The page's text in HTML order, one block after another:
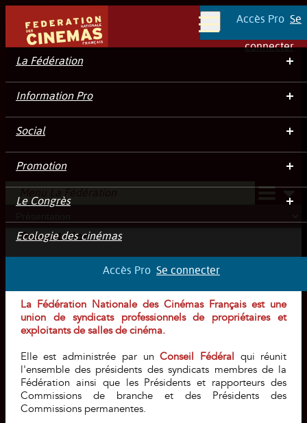
Menu
La Fédération
Information Pro
Social
Promotion
Le Congrès
Ecologie des cinémas
Accès Pro Se connecter
Accès Pro Se
connecter
Présentation
Menu La Fédération
Présentation
La Fédération Nationale des Cinémas Français est une
union de syndicats professionnels de propriétaires et
exploitants de salles de cinéma.
Elle est administrée par unConseil Fédéral qui réunit
l'ensemble des présidents des syndicats membres de la
Fédération ainsi que les Présidents et rapporteurs des
Commissions de branche et des Présidents des
Commissions permanentes.